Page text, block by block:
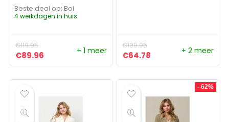
Beste deal op:
Bol
4 werkdagen in huis
€119.95
Oorspronkelijke prijs was: €119.95.
€89.96 Huidige prijs is: €89.96.
+ 1 meer
€109.95
Oorspronkelijke prijs was:
€64.78 Huidige prijs is:
+ 2 meer
- 62%